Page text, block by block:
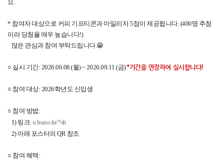
요.
* 참여자 대상으로 커피 기프티콘과 마일리지 5점이 제공됩니다. (400명 추첨
이라 당첨율 매우 높습니다!)
많은 관심과 참여 부탁드립니다.😁
○ 실시 기간: 2026.06.08.(월) ~ 2026.09.11.(금)*기간을 연장하여 실시합니다!
○ 참여 대상: 2026학년도 신입생
○ 참여 방법:
1) 링크:u.huno.kr/?sh
2) 아래 포스터의 QR 참조
○ 참여 혜택: